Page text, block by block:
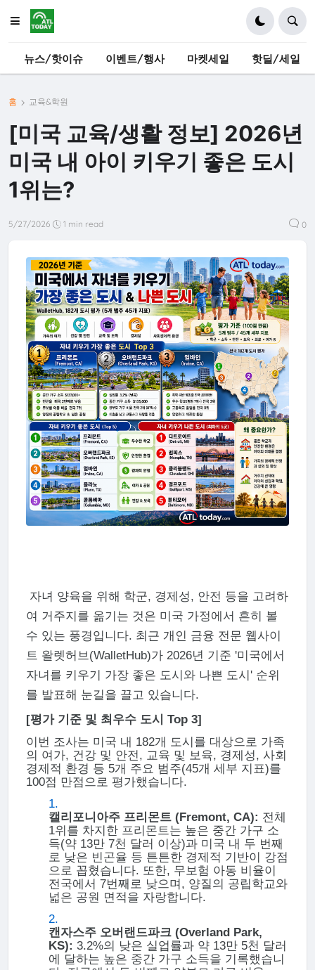
뉴스/핫이슈 이벤트/행사 마켓세일 핫딜/세일
홈 교육&학원
[미국 교육/생활 정보] 2026년
미국 내 아이 키우기 좋은 도시
1위는?
5/27/2026 1 min read 0
자녀 양육을 위해 학군, 경제성, 안전 등을 고려하
여 거주지를 옮기는 것은 미국 가정에서 흔히 볼
수 있는 풍경입니다. 최근 개인 금융 전문 웹사이
트 왈렛허브(WalletHub)가 2026년 기준 '미국에서
자녀를 키우기 가장 좋은 도시와 나쁜 도시' 순위
를 발표해 눈길을 끌고 있습니다.
[평가 기준 및 최우수 도시 Top 3]
이번 조사는 미국 내 182개 도시를 대상으로 가족
의 여가, 건강 및 안전, 교육 및 보육, 경제성, 사회
경제적 환경 등 5개 주요 범주(45개 세부 지표)를
100점 만점으로 평가했습니다.
캘리포니아주 프리몬트 (Fremont, CA): 전체
1위를 차지한 프리몬트는 높은 중간 가구 소
득(약 13만 7천 달러 이상)과 미국 내 두 번째
로 낮은 빈곤율 등 튼튼한 경제적 기반이 강점
으로 꼽혔습니다. 또한, 무보험 아동 비율이
전국에서 7번째로 낮으며, 양질의 공립학교와
넓은 공원 면적을 자랑합니다.
캔자스주 오버랜드파크 (Overland Park,
KS): 3.2%의 낮은 실업률과 약 13만 5천 달러
에 달하는 높은 중간 가구 소득을 기록했습니